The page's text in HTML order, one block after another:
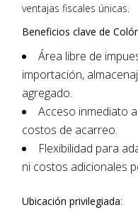
ventajas fiscales únicas.
Beneficios clave de
Área libre de
importación,
agregado.
Acceso inmediato
costos de acarreo.
Flexibilidad para
ni costos adicionales
Ubicación privilegiada: